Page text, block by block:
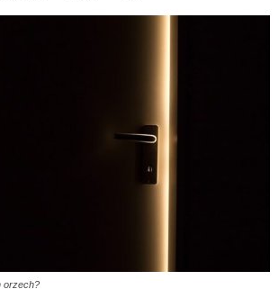
orzech?